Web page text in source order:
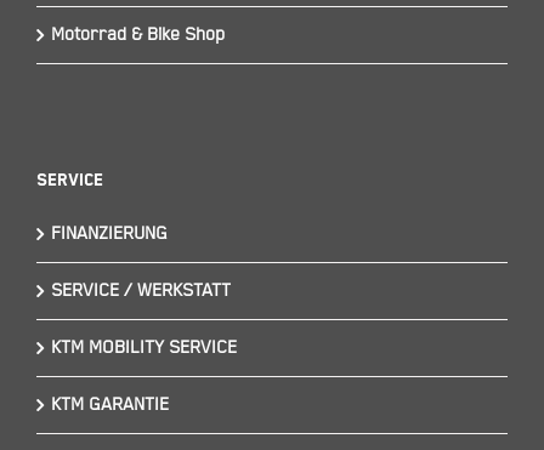
Motorrad & Bike Shop
Service
FINANZIERUNG
SERVICE / WERKSTATT
KTM MOBILITY SERVICE
KTM GARANTIE